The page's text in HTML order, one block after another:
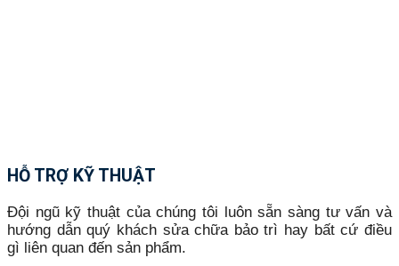
HỖ TRỢ KỸ THUẬT
Đội ngũ kỹ thuật của chúng tôi luôn sẵn sàng tư vấn và
hướng dẫn quý khách sửa chữa bảo trì hay bất cứ điều
gì liên quan đến sản phẩm.